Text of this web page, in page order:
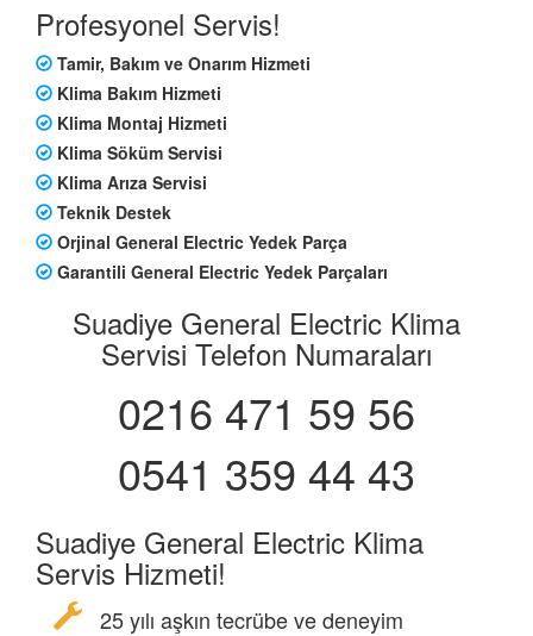
Profesyonel Servis!
Tamir, Bakım ve Onarım Hizmeti
Klima Bakım Hizmeti
Klima Montaj Hizmeti
Klima Söküm Servisi
Klima Arıza Servisi
Teknik Destek
Orjinal General Electric Yedek Parça
Garantili General Electric Yedek Parçaları
Suadiye General Electric Klima
Servisi Telefon Numaraları
0216 471 59 56
0541 359 44 43
Suadiye General Electric Klima
Servis Hizmeti!
25 yılı aşkın tecrübe ve deneyim